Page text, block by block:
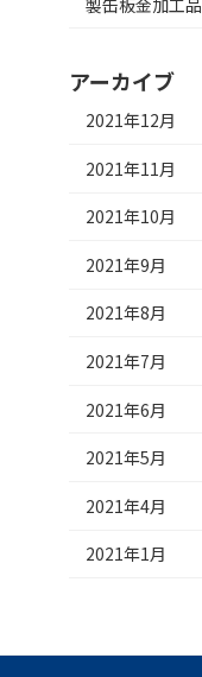
アーカイブ
2021年12月
2021年11月
2021年10月
2021年9月
2021年8月
2021年7月
2021年6月
2021年5月
2021年4月
2021年1月